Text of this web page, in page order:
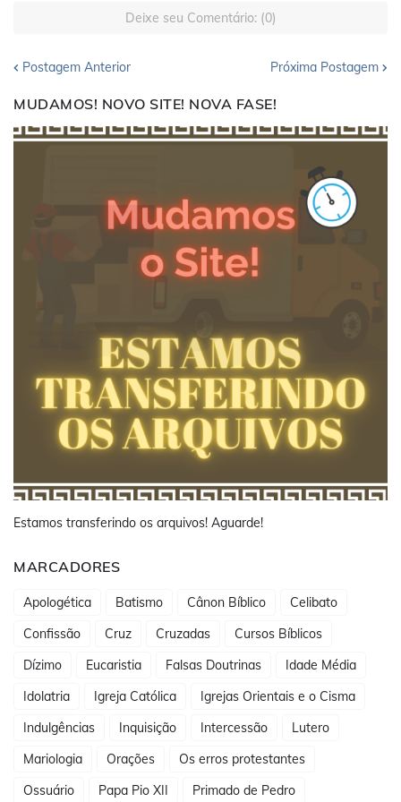
Deixe seu Comentário: (0)
Postagem Anterior Próxima Postagem
MUDAMOS! NOVO SITE! NOVA FASE!
Estamos transferindo os arquivos! Aguarde!
MARCADORES
Apologética Batismo Cânon Bíblico
Celibato
Confissão
Cruz Cruzadas
Cursos Bíblicos
Dízimo
Eucaristia Falsas Doutrinas
Idade Média
Idolatria
Igreja Católica
Igrejas Orientais e o Cisma
Indulgências
Inquisição Intercessão
Lutero
Mariologia
Orações
Os erros protestantes
Ossuário
Papa Pio XII Primado de Pedro